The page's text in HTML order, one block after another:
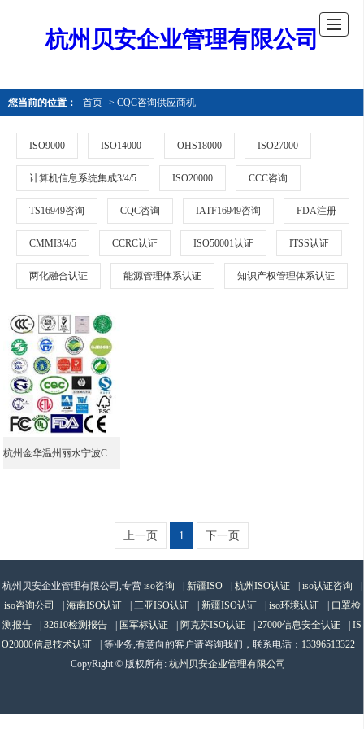
杭州贝安企业管理有限公司
您当前的位置： 首页 > CQC咨询供应商机
ISO9000 ISO14000 OHS18000 ISO27000
计算机信息系统集成3/4/5 ISO20000 CCC咨询
TS16949咨询 CQC咨询 IATF16949咨询 FDA注册
CMMI3/4/5 CCRC认证 ISO50001认证 ITSS认证
两化融合认证 能源管理体系认证 知识产权管理体系认证
杭州金华温州丽水宁波CQC认证咨询
上一页 1 下一页
杭州贝安企业管理有限公司,专营 iso咨询 新疆ISO 杭州ISO认证 iso认证咨询
iso咨询公司
海南ISO认证 三亚ISO认证 新疆ISO认证 iso环境认证
口罩检
测报告
32610检测报告 国军标认证 阿克苏ISO认证 27000信息安全认证
IS
O20000信息技术认证
| 等业务,有意向的客户请咨询我们，联系电话： 13396513322
CopyRight © 版权所有: 杭州贝安企业管理有限公司